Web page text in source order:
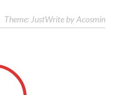
Theme: JustWrite by Acosmin